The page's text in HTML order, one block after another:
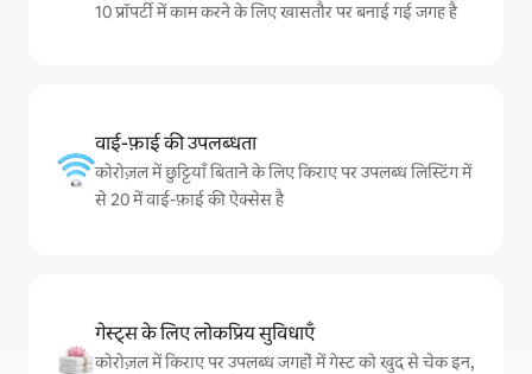
10 प्रॉपर्टी में काम करने के लिए खासतौर पर बनाई गई जगह है
वाई-फ़ाई की उपलब्धता
कोरोज़ल में छुट्टियाँ बिताने के लिए किराए पर उपलब्ध लिस्टिंग में
से 20 में वाई-फ़ाई की ऐक्सेस है
गेस्ट्स के लिए लोकप्रिय सुविधाएँ
कोरोज़ल में किराए पर उपलब्ध जगहों में गेस्ट को खुद से चेक इन,